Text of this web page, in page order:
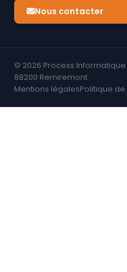
Nous contacter
© 2026 Process Informatique
88200 Remiremont
Mentions légalesPolitique